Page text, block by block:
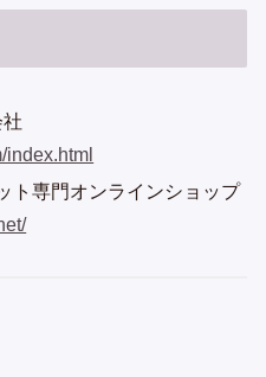
index.html
ト専門オンラインショップ